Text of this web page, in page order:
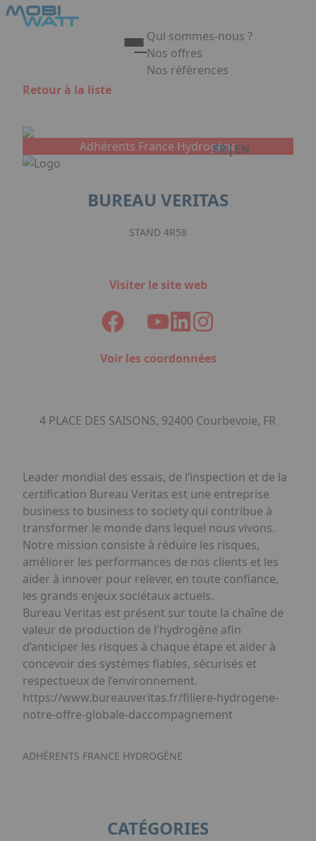
Aller au contenu principal
Qui sommes-nous ?
Nos offres
Nos références
FR|EN
Retour à la liste
Adhérents France Hydrogène
BUREAU VERITAS
STAND 4R58
Visiter le site web
Voir les coordonnées
4 PLACE DES SAISONS, 92400 Courbevoie, FR
Leader mondial des essais, de l’inspection et de la
certification Bureau Veritas est une entreprise
business to business to society qui contribue à
transformer le monde dans lequel nous vivons.
Notre mission consiste à réduire les risques,
améliorer les performances de nos clients et les
aider à innover pour relever, en toute confiance,
les grands enjeux sociétaux actuels.
Bureau Veritas est présent sur toute la chaîne de
valeur de production de l'hydrogène afin
d’anticiper les risques à chaque étape et aider à
concevoir des systèmes fiables, sécurisés et
respectueux de l’environnement.
https://www.bureauveritas.fr/filiere-hydrogene-
notre-offre-globale-daccompagnement
ADHÉRENTS FRANCE HYDROGÈNE
CATÉGORIES
Panneau de gestion des cookies